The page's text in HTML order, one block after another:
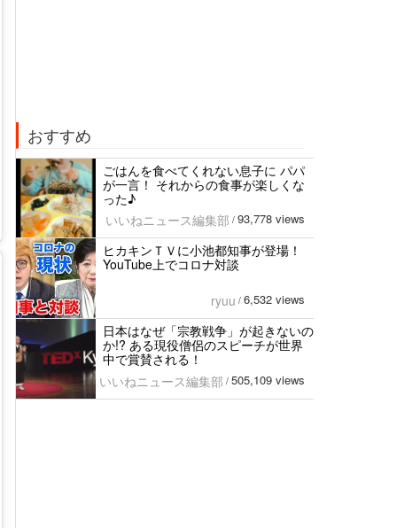
おすすめ
ごはんを食べてくれない息子に パパ
が一言！ それからの食事が楽しくな
った♪
いいねニュース編集部 / 93,778 views
ヒカキンＴＶに小池都知事が登場！
YouTube上でコロナ対談
ryuu / 6,532 views
日本はなぜ「宗教戦争」が起きないの
か!? ある現役僧侶のスピーチが世界
中で賞賛される！
いいねニュース編集部 / 505,109 views